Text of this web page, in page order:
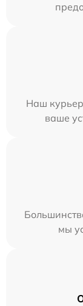
Наш курьер
ваше
мы